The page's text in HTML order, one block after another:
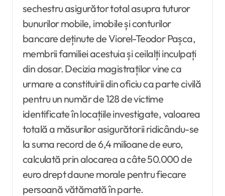
sechestru asigurător total asupra tuturor
bunurilor mobile, imobile și conturilor
bancare deținute de Viorel-Teodor Pașca,
membrii familiei acestuia și ceilalți inculpați
din dosar. Decizia magistraților vine ca
urmare a constituirii din oficiu ca parte civilă
pentru un număr de 128 de victime
identificate în locațiile investigate, valoarea
totală a măsurilor asigurătorii ridicându-se
la suma record de 6,4 milioane de euro,
calculată prin alocarea a câte 50.000 de
euro drept daune morale pentru fiecare
persoană vătămată în parte.